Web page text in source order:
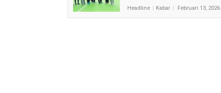
Headline Kabar Februari 13,